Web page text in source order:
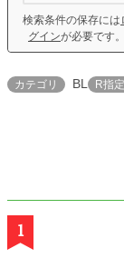
検索条件の保存には
グインが必要です。
カテゴリ BL R指定
1